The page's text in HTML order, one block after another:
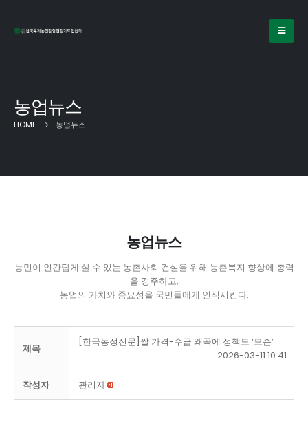
농업뉴스
HOME 농업뉴스
농업뉴스
농민이 인간답게 살 수 있는 농촌사회 건설을 위해 농촌복지 향상에 총력
을 경주하고,
농업의 가치와 중요성을 국민들에게 인식시킨다.
제목
[한국농정신문]쌀 가격-수급 왜곡에 정책도 ‘모순’
2026-03-11 10:41
작성자 관리자